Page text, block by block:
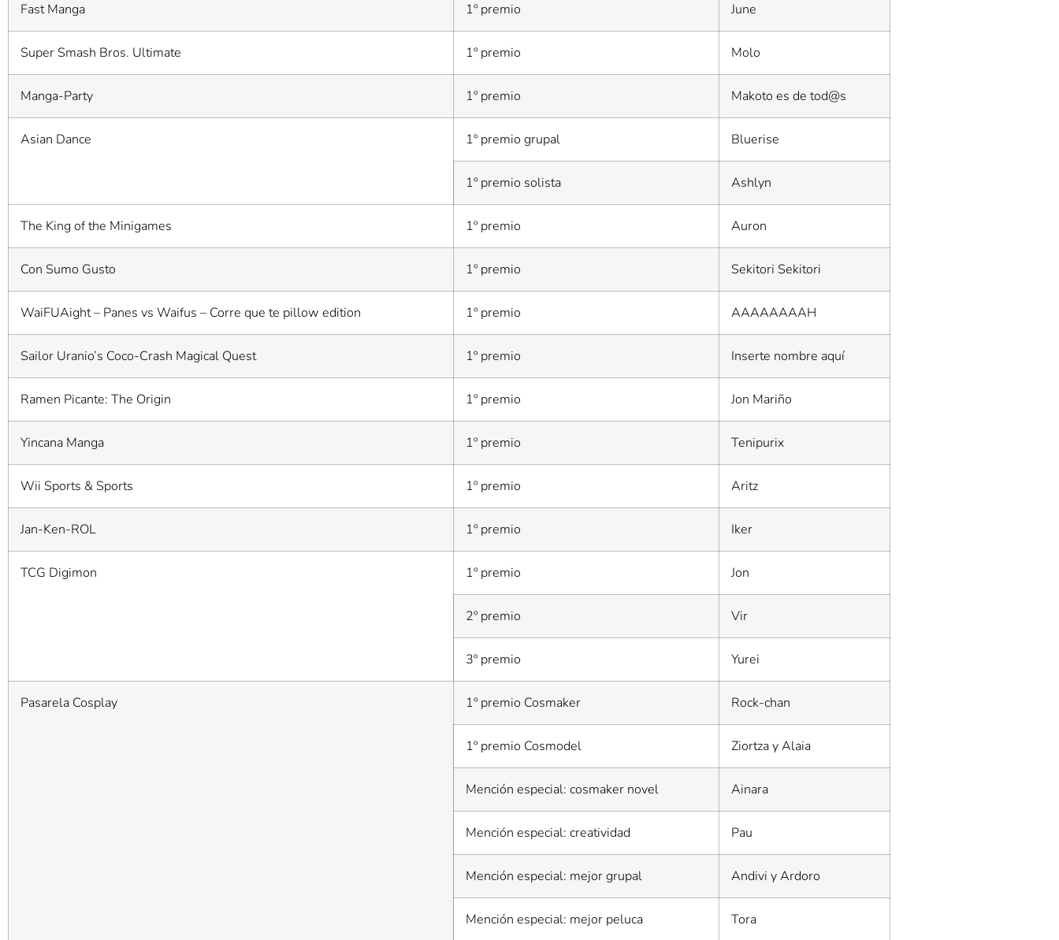
Fast Manga 1º premio June
Super Smash Bros. Ultimate 1º premio Molo
Manga-Party 1º premio Makoto es de tod@s
Asian Dance 1º premio grupal Bluerise
1º premio solista Ashlyn
The King of the Minigames 1º premio Auron
Con Sumo Gusto 1º premio Sekitori Sekitori
WaiFUAight – Panes vs Waifus – Corre que te pillow edition 1º premio AAAAAAAAH
Sailor Uranio’s Coco-Crash Magical Quest 1º premio Inserte nombre aquí
Ramen Picante: The Origin 1º premio Jon Mariño
Yincana Manga 1º premio Tenipurix
Wii Sports & Sports 1º premio Aritz
Jan-Ken-ROL 1º premio Iker
TCG Digimon 1º premio Jon
2º premio Vir
3º premio Yurei
Pasarela Cosplay 1º premio Cosmaker Rock-chan
1º premio Cosmodel Ziortza y Alaia
Mención especial: cosmaker novel Ainara
Mención especial: creatividad Pau
Mención especial: mejor grupal Andivi y Ardoro
Mención especial: mejor peluca Tora